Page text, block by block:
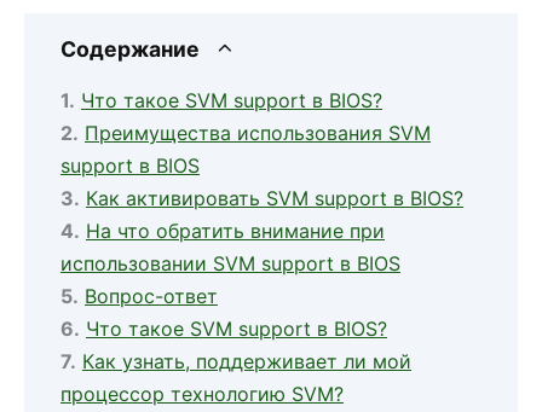
Содержание
Что такое SVM support в BIOS?
Преимущества использования SVM
support в BIOS
Как активировать SVM support в BIOS?
На что обратить внимание при
использовании SVM support в BIOS
Вопрос-ответ
Что такое SVM support в BIOS?
Как узнать, поддерживает ли мой
процессор технологию SVM?